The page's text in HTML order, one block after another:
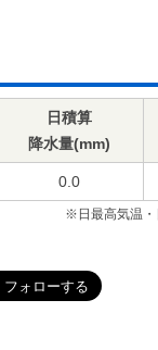
日積算
降水量(mm)
0.0
※日最高気温・